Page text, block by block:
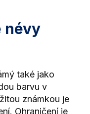
névy
také jako
barvu v
známkou je
Ohraničení je